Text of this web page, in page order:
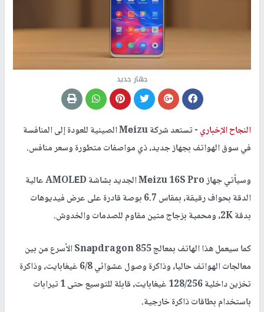
جهاز جديد
النجاح الإخباري -
تستعد شركة Mеizu الصينية للعودة إلى المنافسة
في سوق الهواتف بجهاز جديد، ذي مواصفات متطورة وسعر منافس.
وسيأتي جهاز Mеizu 16S Pro الجديد بشاشة AMOLЕD عالية
الدقة بحواف رقيقة، بمقاس 6.7 بوصة قادرة على عرض فيديوهات
بدقة 2K، ومحمية بزجاج متين مقاوم للصدمات والخدوش.
كما سيعمل هذا الهاتف بمعالج Snаpdragon 855 الأسرع من بين
معالجات الهواتف حاليا، وذاكرة وصول عشوائي 6/8 غيغابايت، وذاكرة
تخزين داخلية 128/256 غيغابايت، قابلة للتوسيع حتى 1 تيرابات
باستخدام بطاقات ذاكرة خارجية.